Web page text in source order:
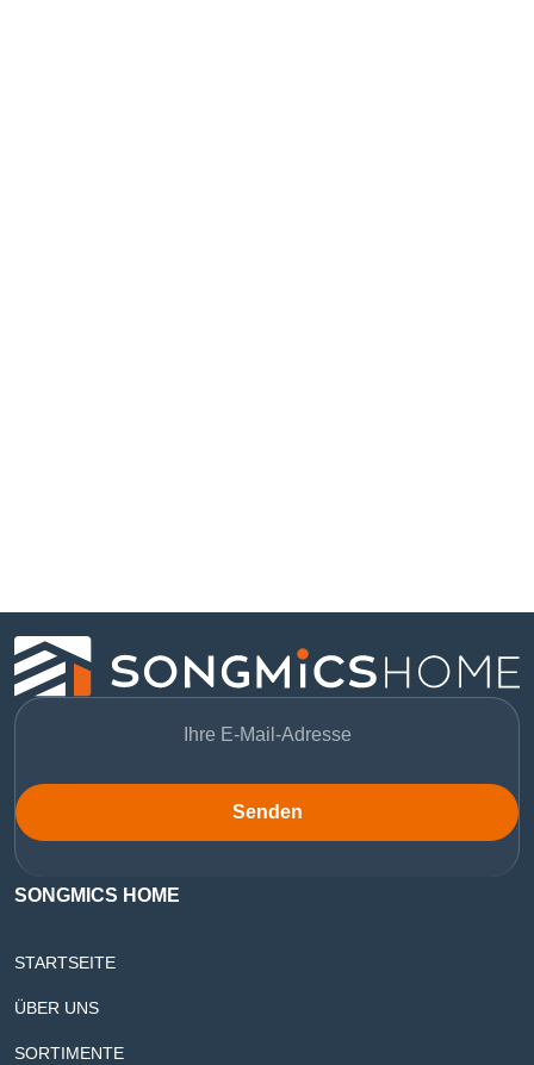
Senden
SONGMICS HOME
STARTSEITE
ÜBER UNS
SORTIMENTE